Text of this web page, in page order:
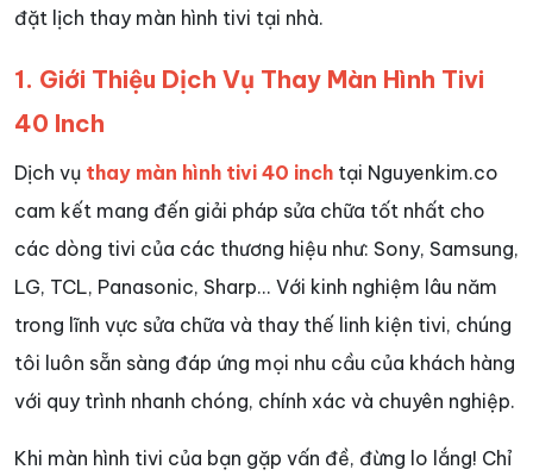
đặt lịch thay màn hình tivi tại nhà.
1. Giới Thiệu Dịch Vụ Thay Màn Hình Tivi
40 Inch
Dịch vụ thay màn hình tivi 40 inch tại Nguyenkim.co
cam kết mang đến giải pháp sửa chữa tốt nhất cho
các dòng tivi của các thương hiệu như: Sony, Samsung,
LG, TCL, Panasonic, Sharp... Với kinh nghiệm lâu năm
trong lĩnh vực sửa chữa và thay thế linh kiện tivi, chúng
tôi luôn sẵn sàng đáp ứng mọi nhu cầu của khách hàng
với quy trình nhanh chóng, chính xác và chuyên nghiệp.
Khi màn hình tivi của bạn gặp vấn đề, đừng lo lắng! Chỉ